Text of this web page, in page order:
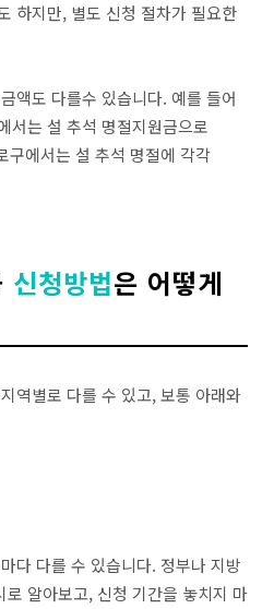
하지만, 별도 신청 절차가 필요한
액도 다를수 있습니다. 예를 들어
서는 설 추석 명절지원금으로
구에서는 설 추석 명절에 각각
신청방법은 어떻게
역별로 다를 수 있고, 보통 아래와
다 다를 수 있습니다. 정부나 지방
알아보고, 신청 기간을 놓치지 마